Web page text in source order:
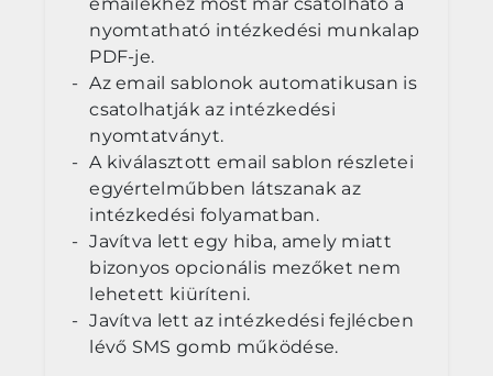
nyomtatható intézkedési munkalap
PDF-je.
Az email sablonok automatikusan is
csatolhatják az intézkedési
nyomtatványt.
A kiválasztott email sablon részletei
egyértelműbben látszanak az
intézkedési folyamatban.
Javítva lett egy hiba, amely miatt
bizonyos opcionális mezőket nem
lehetett kiüríteni.
Javítva lett az intézkedési fejlécben
lévő SMS gomb működése.